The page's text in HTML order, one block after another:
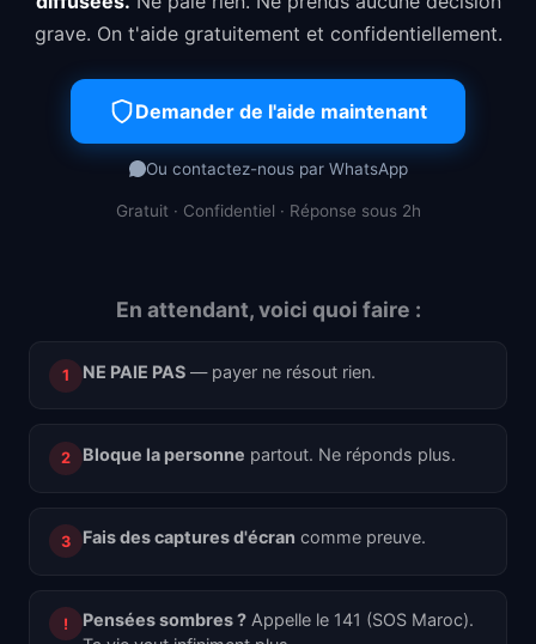
grave. On t'aide gratuitement et confidentiellement.
Demander de l'aide maintenant
Ou contactez-nous par WhatsApp
Gratuit · Confidentiel · Réponse sous 2h
En attendant, voici quoi faire :
1 NE PAIE PAS — payer ne résout rien.
2 Bloque la personne partout. Ne réponds plus.
3 Fais des captures d'écran comme preuve.
! Pensées sombres ? Appelle le 141 (SOS Maroc).